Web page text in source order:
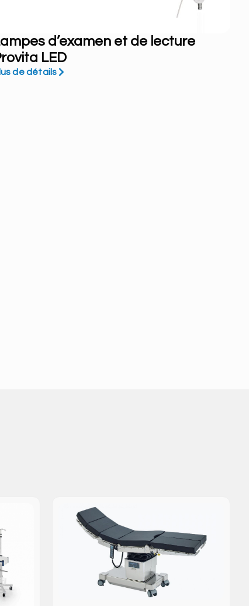
d’examen et de lecture
LED
de détails